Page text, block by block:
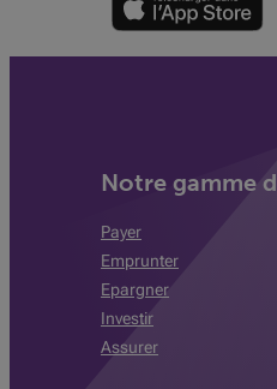
Notre gamme
Payer
Emprunter
Epargner
Investir
Assurer